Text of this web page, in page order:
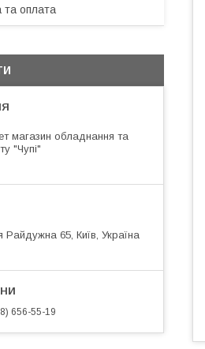
та оплата
магазин обладнання та
"Чупі"
Райдужна 65, Київ, Україна
656-55-19